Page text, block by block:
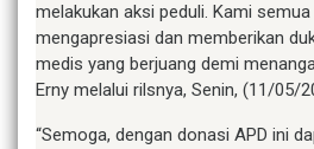
melakukan aksi peduli. Kami
mengapresiasi dan memberikan
medis yang berjuang demi
Erny melalui rilsnya, Senin, (11/05/
“Semoga, dengan donasi APD ini